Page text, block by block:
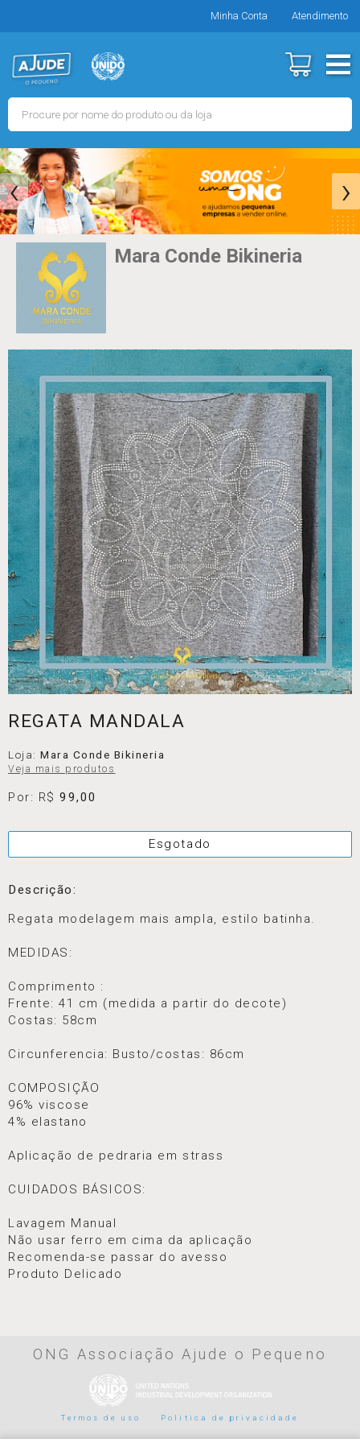
Minha Conta Atendimento
‹ ›
Mara Conde Bikineria
REGATA MANDALA
Loja:Mara Conde Bikineria
Veja mais produtos
Por: R$99,00
Esgotado
Descrição:
Regata modelagem mais ampla, estilo batinha.
MEDIDAS:
Comprimento :
Frente: 41 cm (medida a partir do decote)
Costas: 58cm
Circunferencia: Busto/costas: 86cm
COMPOSIÇÃO
96% viscose
4% elastano
Aplicação de pedraria em strass
CUIDADOS BÁSICOS:
Lavagem Manual
Não usar ferro em cima da aplicação
Recomenda-se passar do avesso
Produto Delicado
ONG Associação Ajude o Pequeno
Termos de uso Politica de privacidade